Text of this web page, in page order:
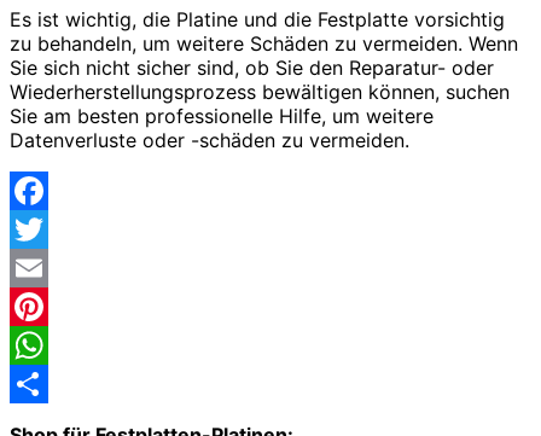
Es ist wichtig, die Platine und die Festplatte vorsichtig
zu behandeln, um weitere Schäden zu vermeiden. Wenn
Sie sich nicht sicher sind, ob Sie den Reparatur- oder
Wiederherstellungsprozess bewältigen können, suchen
Sie am besten professionelle Hilfe, um weitere
Datenverluste oder -schäden zu vermeiden.
Facebook
Twitter
Email
Pinterest
WhatsApp
Share